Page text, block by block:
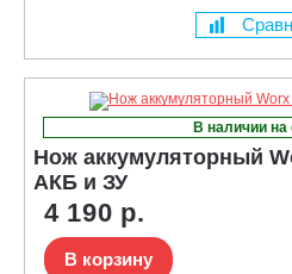
В наличии на
Нож аккумуляторный
АКБ и ЗУ
4 190 р.
В корзину